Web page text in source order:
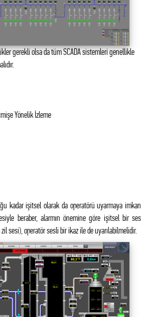
gerekli olsa da tüm SCADA sistemleri genellikle
Yönelik İzleme
kadar işitsel olarak da operatörü uyarmaya imkan
beraber, alarmın önemine göre işitsel bir ses
zil sesi), operatör sesli bir ikaz ile de uyarılabilmelidir.